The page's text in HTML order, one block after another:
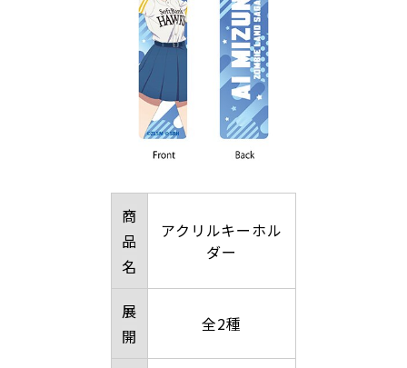
商
品
名
アクリルキーホル
ダー
展
開
全2種